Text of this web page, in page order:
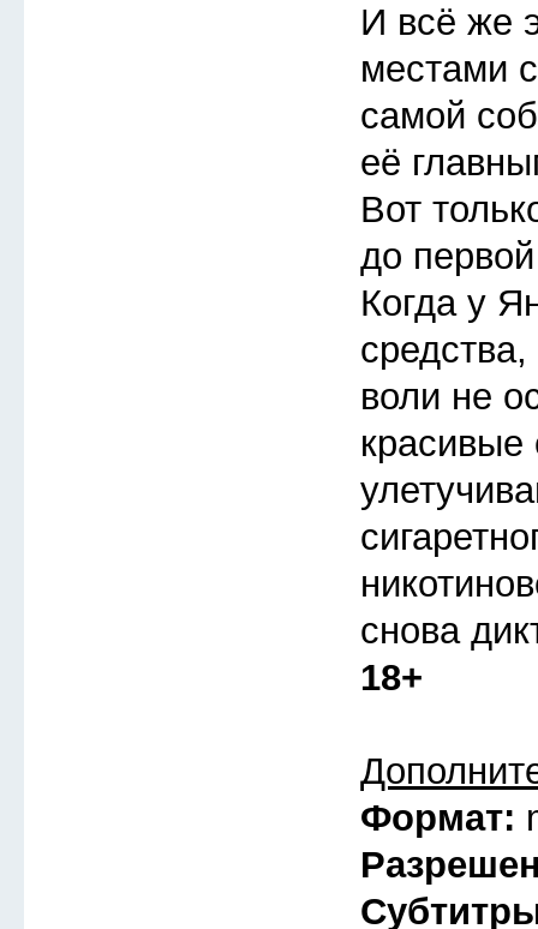
И всё же
местами
самой
её
Вот
до
Когда у
воли не
снова
18+
Формат: